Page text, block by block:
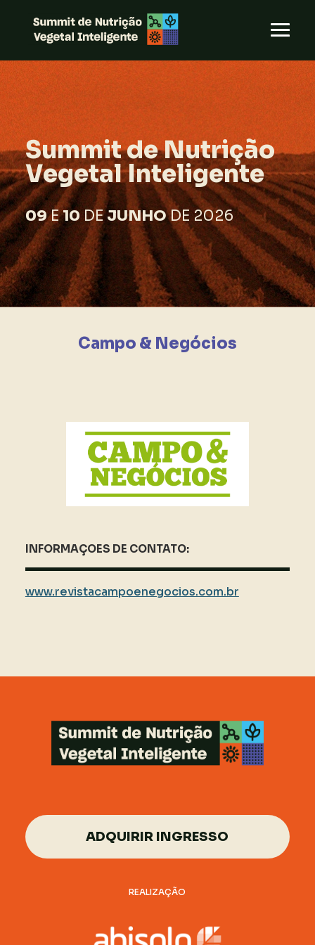
Summit de Nutrição
Vegetal Inteligente
09E10DEJUNHODE 2026
Campo & Negócios
INFORMAÇOES DE CONTATO:
www.revistacampoenegocios.com.br
ADQUIRIR INGRESSO
REALIZAÇÃO